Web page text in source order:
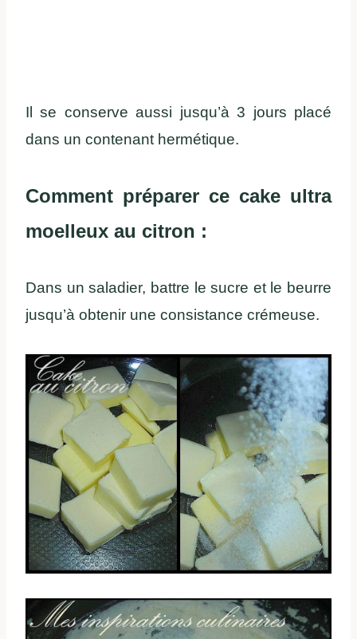
Il se conserve aussi jusqu’à 3 jours placé
dans un contenant hermétique.
Comment préparer ce cake ultra
moelleux au citron :
Dans un saladier, battre le sucre et le beurre
jusqu’à obtenir une consistance crémeuse.